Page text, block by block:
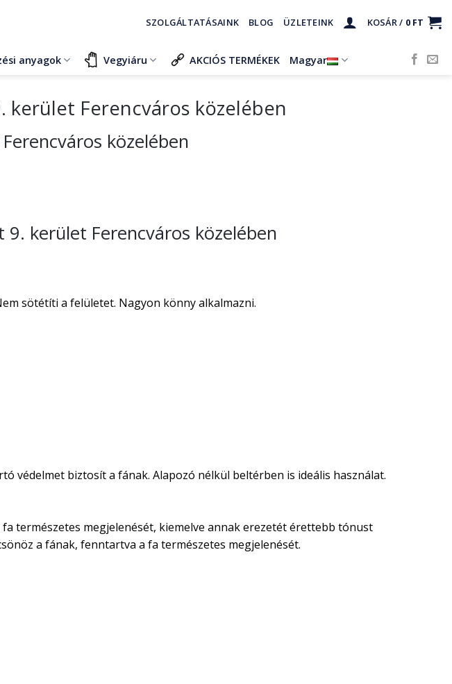
SZOLGÁLTATÁSAINK BLOG ÜZLETEINK KOSÁR / 0 FT
anyagok Vegyiáru AKCIÓS TERMÉKEK Magyar
kerület Ferencváros közelében
közelében
kerület Ferencváros közelében
sötétíti a felületet. Nagyon könny alkalmazni.
védelmet biztosít a fának. Alapozó nélkül beltérben is ideális használat.
természetes megjelenését, kiemelve annak erezetét érettebb tónust
a fának, fenntartva a fa természetes megjelenését.